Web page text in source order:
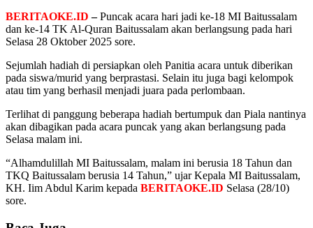
BERITAOKE.ID –Puncak acara hari jadi ke-18 MI Baitussalam
dan ke-14 TK Al-Quran Baitussalam akan berlangsung pada hari
Selasa 28 Oktober 2025 sore.
Sejumlah hadiah di persiapkan oleh Panitia acara untuk diberikan
pada siswa/murid yang berprastasi. Selain itu juga bagi kelompok
atau tim yang berhasil menjadi juara pada perlombaan.
Terlihat di panggung beberapa hadiah bertumpuk dan Piala nantinya
akan dibagikan pada acara puncak yang akan berlangsung pada
Selasa malam ini.
“Alhamdulillah MI Baitussalam, malam ini berusia 18 Tahun dan
TKQ Baitussalam berusia 14 Tahun,” ujar Kepala MI Baitussalam,
KH. Iim Abdul Karim kepada BERITAOKE.ID Selasa (28/10)
sore.